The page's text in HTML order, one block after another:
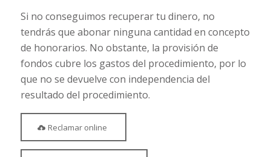
Si no conseguimos recuperar tu dinero, no
tendrás que abonar ninguna cantidad en concepto
de honorarios. No obstante, la provisión de
fondos cubre los gastos del procedimiento, por lo
que no se devuelve con independencia del
resultado del procedimiento.
Reclamar online